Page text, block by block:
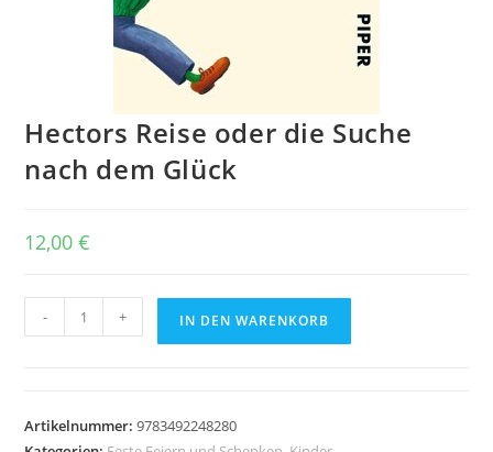
Hectors Reise oder die Suche
nach dem Glück
12,00€
Reise
Suche
nach
- + IN DEN WARENKORB
Artikelnummer:9783492248280